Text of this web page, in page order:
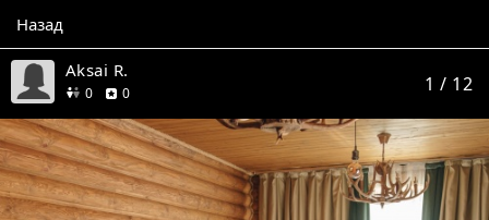
Назад
Aksai R.
0друзей
0отзывов 1 / 12